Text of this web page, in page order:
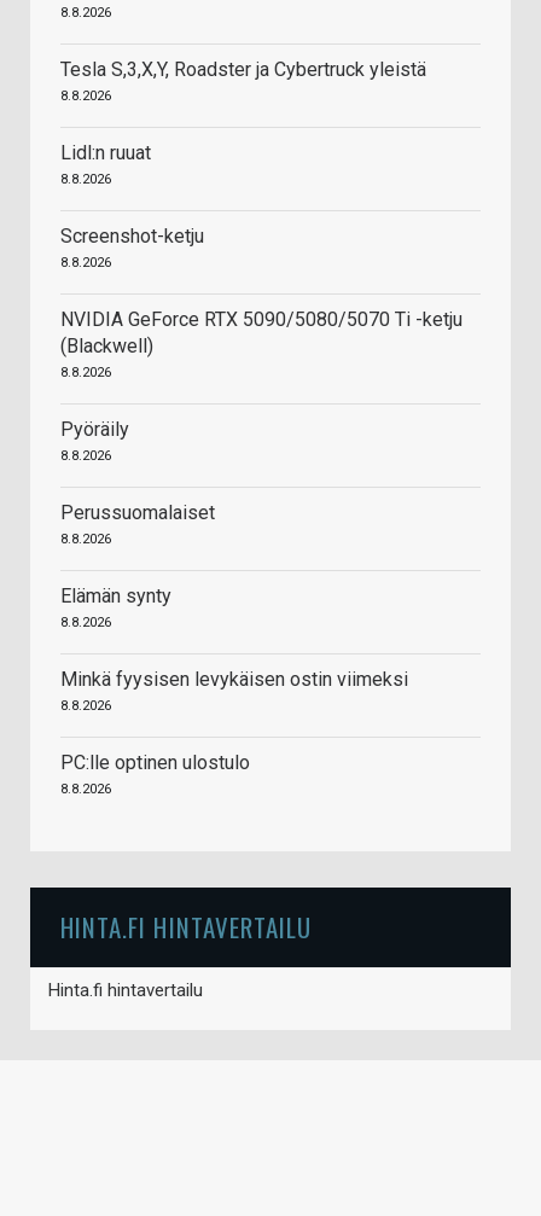
8.8.2026
Tesla S,3,X,Y, Roadster ja Cybertruck yleistä
8.8.2026
Lidl:n ruuat
8.8.2026
Screenshot-ketju
8.8.2026
NVIDIA GeForce RTX 5090/5080/5070 Ti -ketju
(Blackwell)
8.8.2026
Pyöräily
8.8.2026
Perussuomalaiset
8.8.2026
Elämän synty
8.8.2026
Minkä fyysisen levykäisen ostin viimeksi
8.8.2026
PC:lle optinen ulostulo
8.8.2026
HINTA.FI HINTAVERTAILU
Hinta.fi hintavertailu